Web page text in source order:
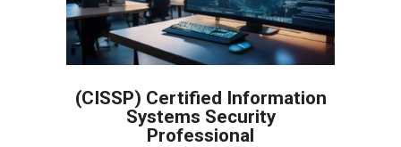
(CISSP) Certified Information
Systems Security
Professional